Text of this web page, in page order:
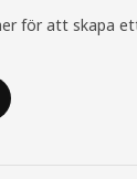
för att skapa